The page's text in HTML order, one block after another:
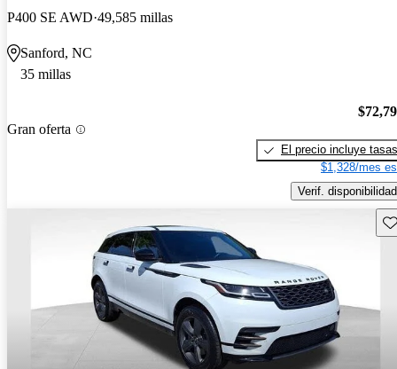
P400 SE AWD 49,585 millas
Sanford, NC
35 millas
Gran oferta
El precio incluye tasas
$1,328/mes
Verif. disponibilidad